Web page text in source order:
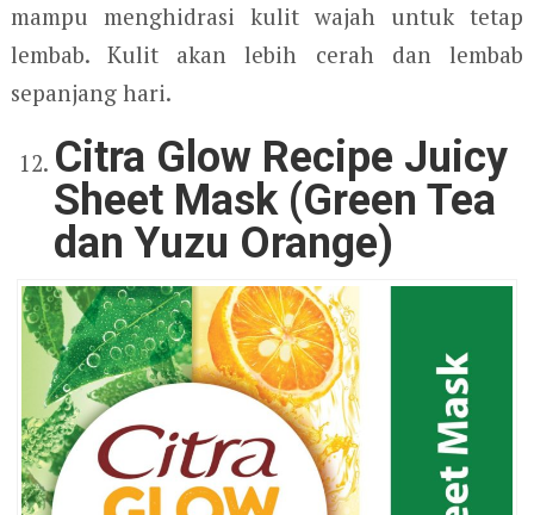
mampu menghidrasi kulit wajah untuk tetap
lembab. Kulit akan lebih cerah dan lembab
sepanjang hari.
Citra Glow Recipe Juicy
Sheet Mask (Green Tea
dan Yuzu Orange)